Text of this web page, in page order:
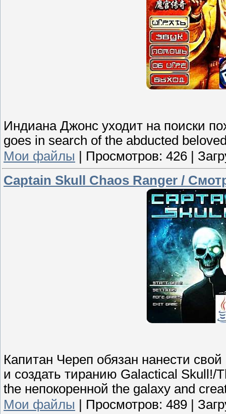
Индиана Джонс уходит на поиски
goes in search of the abducted
Мои файлы
Просмотров: 426
Captain Skull Chaos Ranger /
Капитан Череп обязан нанести
и создать тиранию Galactical Skull!/
the непокоренной the galaxy and
Мои файлы
Просмотров: 489